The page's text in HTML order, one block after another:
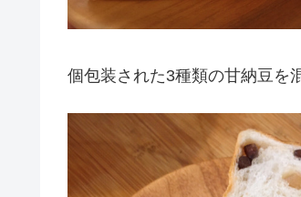
個包装された3種類の甘納豆を